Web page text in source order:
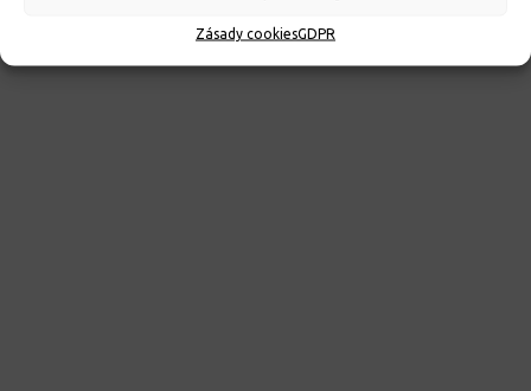
Zásady cookiesGDPR